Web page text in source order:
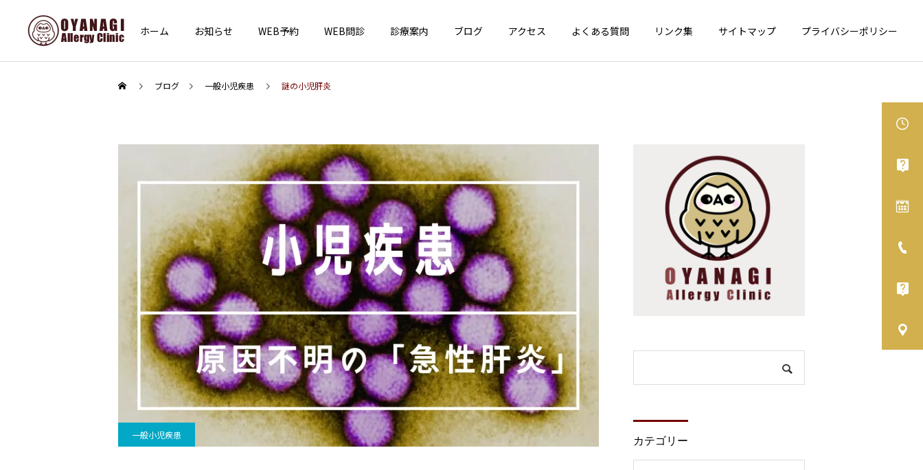
ホーム お知らせ WEB予約 WEB問診 診療案内 ブログ アクセス よくある質問 リンク集 サイトマップ プライバシーポリシー
子宮頸がん予防接種（HPV
ワクチン）を開始します
インフォメーション
4周年！
一般小児疾患
はしか（麻疹）が全国で急
増中！ お子さんのワクチン
接種、確認しましょう！
食物アレルギー
カシューナッツが表示義務
舌下免疫療法、オススメで
ブログ 一般小児疾患 謎の小児肝炎
一般小児疾患
カテゴリー